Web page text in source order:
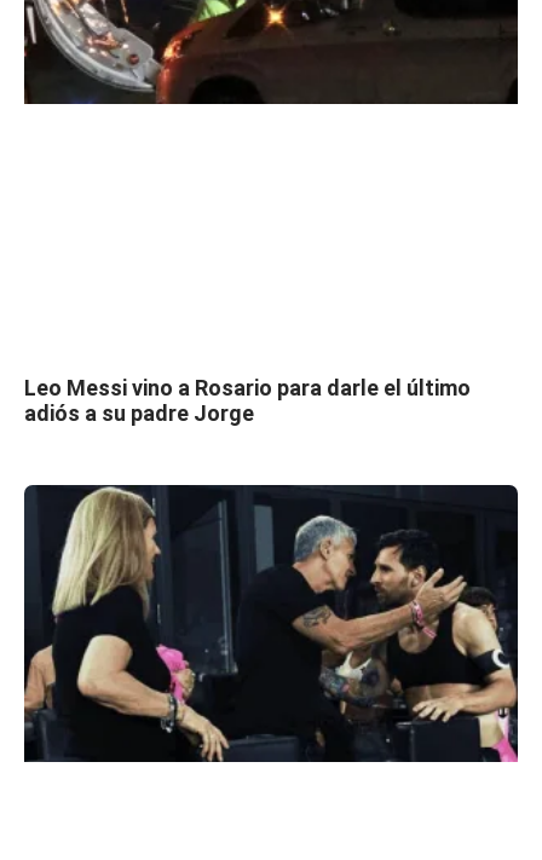
Leo Messi vino a Rosario para darle el último
adiós a su padre Jorge